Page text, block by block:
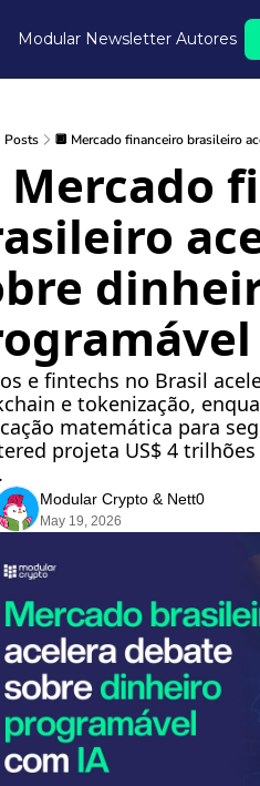
Modular Newsletter Autores
Posts 🔲 Mercado financeiro brasileiro
Mercado
e fintechs no Brasil
e tokenização,
matemática para
projeta US$ 4
Modular Crypto & Nett0
May 19, 2026